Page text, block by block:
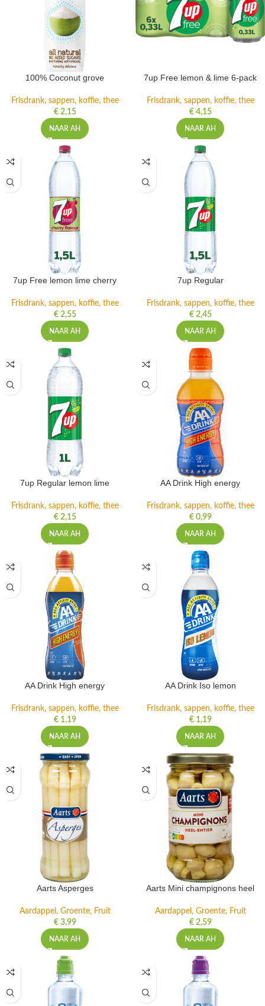
100% Coconut grove
Frisdrank, sappen, koffie, thee
€2,15
NAAR AH
7up Free lemon & lime 6-pack
Frisdrank, sappen, koffie, thee
€4,15
NAAR AH
7up Free lemon lime cherry
Frisdrank, sappen, koffie, thee
€2,55
NAAR AH
7up Regular
Frisdrank, sappen, koffie, thee
€2,45
NAAR AH
7up Regular lemon lime
Frisdrank, sappen, koffie, thee
€2,15
NAAR AH
AA Drink High energy
Frisdrank, sappen, koffie, thee
€0,99
NAAR AH
AA Drink High energy
Frisdrank, sappen, koffie, thee
€1,19
NAAR AH
AA Drink Iso lemon
Frisdrank, sappen, koffie, thee
€1,19
NAAR AH
Aarts Asperges
Aardappel, Groente, Fruit
€3,99
NAAR AH
Aarts Mini champignons heel
Aardappel, Groente, Fruit
€2,59
NAAR AH